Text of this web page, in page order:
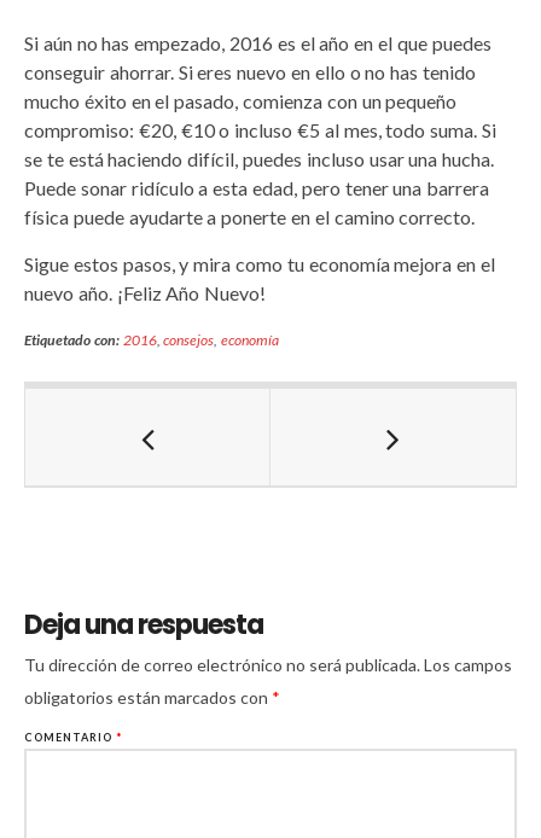
Si aún no has empezado, 2016 es el año en el que puedes
conseguir ahorrar. Si eres nuevo en ello o no has tenido
mucho éxito en el pasado, comienza con un pequeño
compromiso: €20, €10 o incluso €5 al mes, todo suma. Si
se te está haciendo difícil, puedes incluso usar una hucha.
Puede sonar ridículo a esta edad, pero tener una barrera
física puede ayudarte a ponerte en el camino correcto.
Sigue estos pasos, y mira como tu economía mejora en el
nuevo año. ¡Feliz Año Nuevo!
Etiquetado con: 2016,consejos,economía
Deja una respuesta
Tu dirección de correo electrónico no será publicada.Los campos
obligatorios están marcados con *
COMENTARIO *